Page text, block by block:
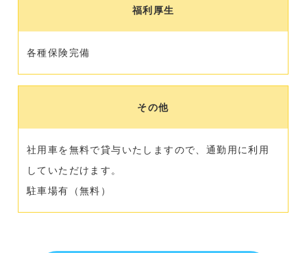
福利厚生
各種保険完備
その他
社用車を無料で貸与いたしますので、通勤用に利用
していただけます。
駐車場有（無料）